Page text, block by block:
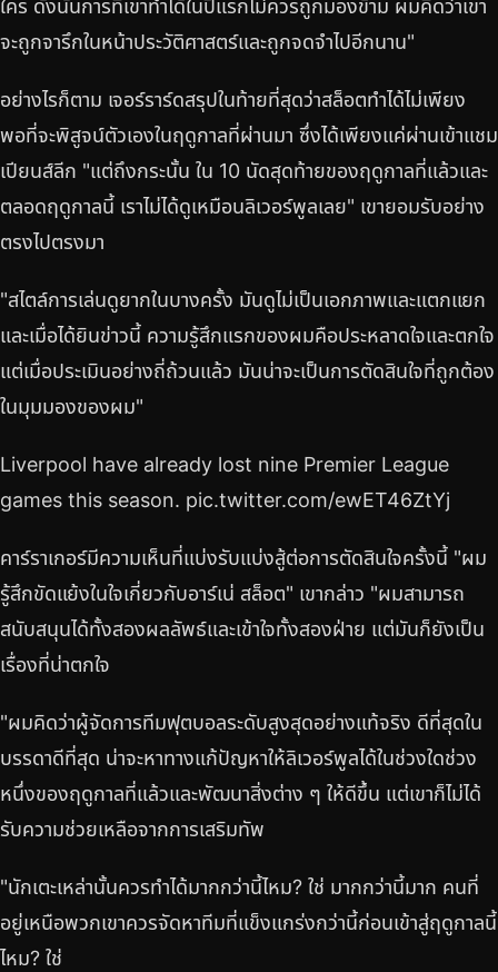
ใคร ดังนั้นการที่เขาทำได้ในปีแรกไม่ควรถูกมองข้าม ผมคิดว่าเขา
จะถูกจารึกในหน้าประวัติศาสตร์และถูกจดจำไปอีกนาน"
อย่างไรก็ตาม เจอร์ราร์ดสรุปในท้ายที่สุดว่าสล็อตทำได้ไม่เพียง
พอที่จะพิสูจน์ตัวเองในฤดูกาลที่ผ่านมา ซึ่งได้เพียงแค่ผ่านเข้าแชม
เปียนส์ลีก "แต่ถึงกระนั้น ใน 10 นัดสุดท้ายของฤดูกาลที่แล้วและ
ตลอดฤดูกาลนี้ เราไม่ได้ดูเหมือนลิเวอร์พูลเลย" เขายอมรับอย่าง
ตรงไปตรงมา
"สไตล์การเล่นดูยากในบางครั้ง มันดูไม่เป็นเอกภาพและแตกแยก
และเมื่อได้ยินข่าวนี้ ความรู้สึกแรกของผมคือประหลาดใจและตกใจ
แต่เมื่อประเมินอย่างถี่ถ้วนแล้ว มันน่าจะเป็นการตัดสินใจที่ถูกต้อง
ในมุมมองของผม"
Liverpool have already lost nine Premier League
games this season. pic.twitter.com/ewET46ZtYj
คาร์ราเกอร์มีความเห็นที่แบ่งรับแบ่งสู้ต่อการตัดสินใจครั้งนี้ "ผม
รู้สึกขัดแย้งในใจเกี่ยวกับอาร์เน่ สล็อต" เขากล่าว "ผมสามารถ
สนับสนุนได้ทั้งสองผลลัพธ์และเข้าใจทั้งสองฝ่าย แต่มันก็ยังเป็น
เรื่องที่น่าตกใจ
"ผมคิดว่าผู้จัดการทีมฟุตบอลระดับสูงสุดอย่างแท้จริง ดีที่สุดใน
บรรดาดีที่สุด น่าจะหาทางแก้ปัญหาให้ลิเวอร์พูลได้ในช่วงใดช่วง
หนึ่งของฤดูกาลที่แล้วและพัฒนาสิ่งต่าง ๆ ให้ดีขึ้น แต่เขาก็ไม่ได้
รับความช่วยเหลือจากการเสริมทัพ
"นักเตะเหล่านั้นควรทำได้มากกว่านี้ไหม? ใช่ มากกว่านี้มาก คนที่
อยู่เหนือพวกเขาควรจัดหาทีมที่แข็งแกร่งกว่านี้ก่อนเข้าสู่ฤดูกาลนี้
ไหม? ใช่